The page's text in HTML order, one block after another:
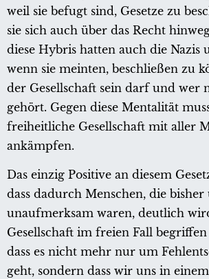
weil sie befugt sind, Gesetze zu
sie sich auch über das Recht
diese Hybris hatten auch die Nazis
wenn sie meinten, beschließen zu
der Gesellschaft sein darf und wer
gehört. Gegen diese Mentalität
freiheitliche Gesellschaft mit aller
ankämpfen.
Das einzig Positive an diesem
dass dadurch Menschen, die
unaufmerksam waren, deutlich
Gesellschaft im freien Fall begriffen
dass es nicht mehr nur um
geht, sondern dass wir uns in